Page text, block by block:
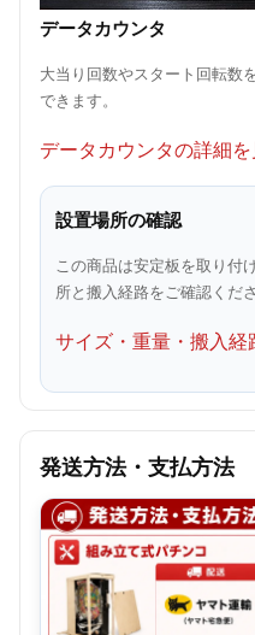
データカウンタ
大当り回数やスタート回転数
できます。
データカウンタの詳細を
設置場所の確認
この商品は安定板を取り付
所と搬入経路をご確認くださ
サイズ・重量・搬入経
発送方法・支払方法